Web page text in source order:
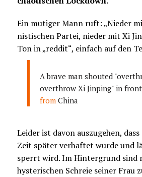
Ein mutiger Mann ruft: „Nieder
nistischen Partei, nieder mit Xi
Ton in „reddit“, einfach auf den
A brave man shouted
overthrow Xi Jinping" in
from China
Leider ist davon auszugehen,
Zeit später verhaftet wurde und
sperrt wird. Im Hintergrund sind
hysterischen Schreie seiner Frau